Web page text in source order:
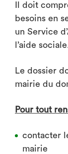
Il doit
besoins en
un Service
l’aide
Le dossier
mairie du
Pour tout
contacter
mairie